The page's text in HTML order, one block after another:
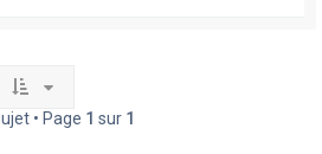
• Page 1 sur 1